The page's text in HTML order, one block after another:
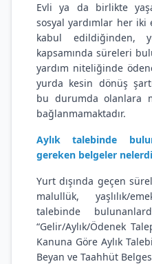
Evli ya da birlikte
sosyal yardımlar her
kabul edildiğinden,
kapsamında süreleri
yardım niteliğinde
yurda kesin dönüş
bu durumda olanlara
bağlanmamaktadır.
Aylık talebinde
gereken belgeler
Yurt dışında geçen
malullük, yaşlılık/
talebinde
“Gelir/Aylık/Ödenek
Kanuna Göre Aylık
Beyan ve Taahhüt